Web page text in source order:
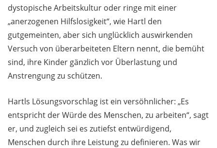
dystopische Arbeitskultur oder ringe mit einer
„anerzogenen Hilfslosigkeit“, wie Hartl den
gutgemeinten, aber sich unglücklich auswirkenden
Versuch von überarbeiteten Eltern nennt, die bemüht
sind, ihre Kinder gänzlich vor Überlastung und
Anstrengung zu schützen.
Hartls Lösungsvorschlag ist ein versöhnlicher: „Es
entspricht der Würde des Menschen, zu arbeiten“, sagt
er, und zugleich sei es zutiefst entwürdigend,
Menschen durch ihre Leistung zu definieren. Was wir